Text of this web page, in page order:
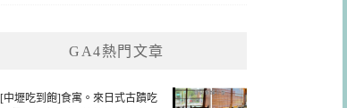
GA4熱門文章
[中壢吃到飽]食寓。來日式古蹟吃